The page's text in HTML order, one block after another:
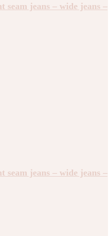
jeans – wide jeans –
jeans – wide jeans –